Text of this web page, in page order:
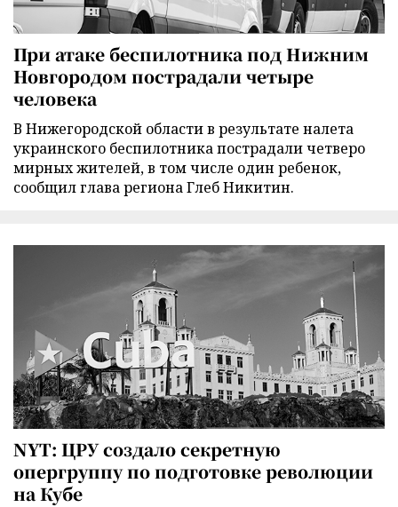
При атаке беспилотника под Нижним
Новгородом пострадали четыре
человека
В Нижегородской области в результате налета
украинского беспилотника пострадали четверо
мирных жителей, в том числе один ребенок,
сообщил глава региона Глеб Никитин.
NYT: ЦРУ создало секретную
опергруппу по подготовке революции
на Кубе